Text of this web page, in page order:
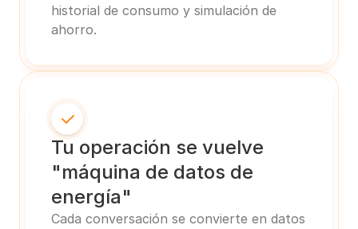
historial de consumo y simulación de
ahorro.
Tu operación se vuelve
"máquina de datos de
energía"
Cada conversación se convierte en datos